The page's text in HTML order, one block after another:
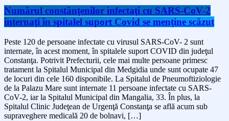
Numărul constănţenilor infectaţi cu SARS-CoV-2
internaţi în spitalel suport Covid se menţine scăzut
Peste 120 de persoane infectate cu virusul SARS-CoV- 2 sunt
internate, în acest moment, în spitalele suport COVID din judeţul
Constanţa. Potrivit Prefecturii, cele mai multe persoane primesc
tratament la Spitalul Municipal din Medgidia unde sunt ocupate 47
de locuri din cele 160 disponibile. La Spitalul de Pneumoftiziologie
de la Palazu Mare sunt internate 11 persoane infectate cu SARS-
CoV-2, iar la Spitalul Municipal din Mangalia, 33. În plus, la
Spitalul Clinic Judeţean de Urgenţă Constanţa se află acum sub
supraveghere medicală 20 de bolnavi, […]